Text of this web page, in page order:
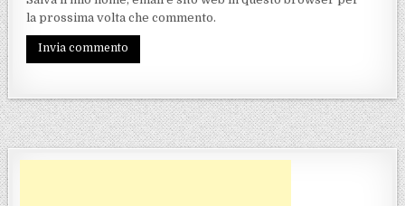
la prossima volta che commento.